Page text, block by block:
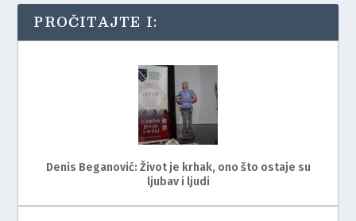
PROČITAJTE I:
Denis Beganović: Život je krhak, ono što ostaje su
ljubav i ljudi